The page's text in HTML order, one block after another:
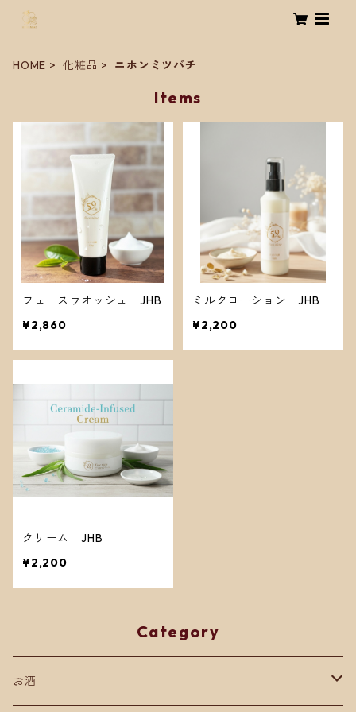
HOME 化粧品 ニホンミツバチ
Items
フェースウオッシュ JHB
¥2,860
ミルクローション JHB
¥2,200
クリーム JHB
¥2,200
Category
お酒